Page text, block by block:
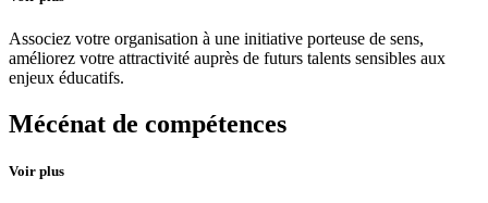
Associez votre organisation à une initiative porteuse de sens,
améliorez votre attractivité auprès de futurs talents sensibles aux
enjeux éducatifs.
Mécénat de compétences
Voir plus